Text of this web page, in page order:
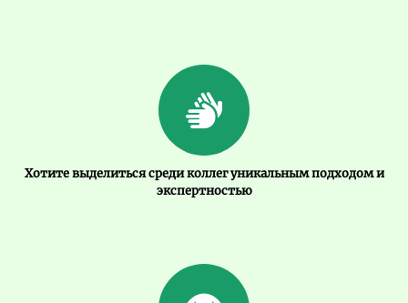
Хотите выделиться среди коллег уникальным подходом и
экспертностью